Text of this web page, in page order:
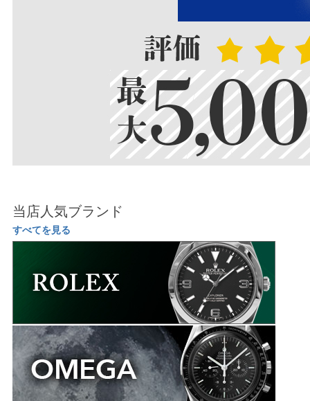
当店人気ブランド
すべてを見る